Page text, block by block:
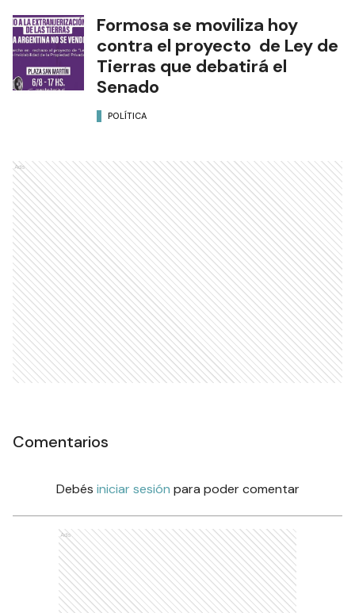
Formosa se moviliza hoy
contra el proyecto de Ley de
Tierras que debatirá el
Senado
POLÍTICA
Ads
Comentarios
Debés iniciar sesión para poder comentar
Ads